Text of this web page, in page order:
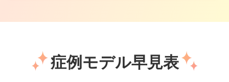
症例モデル早見表